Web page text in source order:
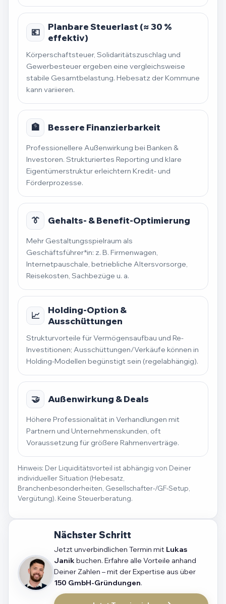
💶
Planbare Steuerlast (≈ 30 %
effektiv)
Körperschaftsteuer, Solidaritätszuschlag und
Gewerbesteuer ergeben eine vergleichsweise
stabile Gesamtbelastung. Hebesatz der Kommune
kann variieren.
🏦 Bessere Finanzierbarkeit
Professionellere Außenwirkung bei Banken &
Investoren. Strukturiertes Reporting und klare
Eigentümerstruktur erleichtern Kredit- und
Förderprozesse.
👔 Gehalts- & Benefit-Optimierung
Mehr Gestaltungsspielraum als
Geschäftsführer*in: z. B. Firmenwagen,
Internetpauschale, betriebliche Altersvorsorge,
Reisekosten, Sachbezüge u. a.
📈
Holding-Option &
Ausschüttungen
Strukturvorteile für Vermögensaufbau und Re-
Investitionen; Ausschüttungen/Verkäufe können in
Holding-Modellen begünstigt sein (regelabhängig).
🤝 Außenwirkung & Deals
Höhere Professionalität in Verhandlungen mit
Partnern und Unternehmenskunden, oft
Voraussetzung für größere Rahmenverträge.
Hinweis: Der Liquiditätsvorteil ist abhängig von Deiner
individueller Situation (Hebesatz,
Branchenbesonderheiten, Gesellschafter-/GF-Setup,
Vergütung). Keine Steuerberatung.
Nächster Schritt
Jetzt unverbindlichen Termin mit Lukas
Janikbuchen. Erfahre alle Vorteile anhand
Deiner Zahlen – mit der Expertise aus über
150 GmbH-Gründungen.